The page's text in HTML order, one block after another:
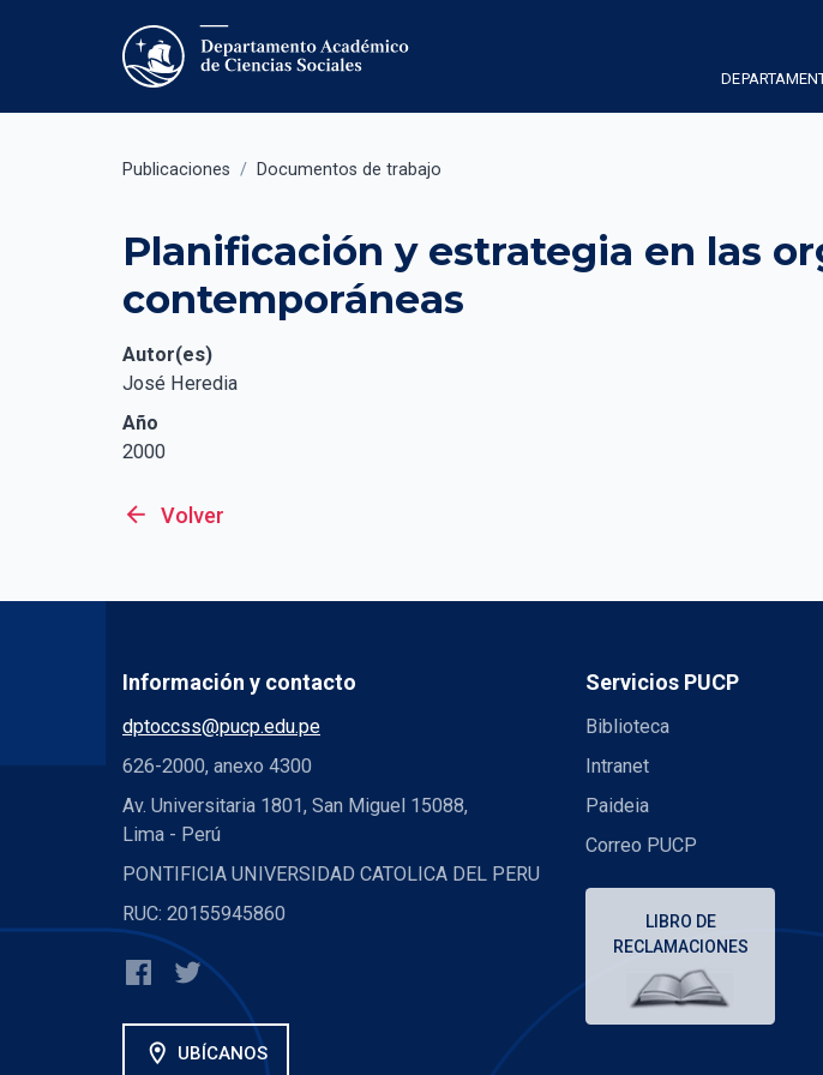
Publicaciones / Documentos de trabajo
Planificación y estrategia en las
contemporáneas
Autor(es)
José Heredia
Año
2000
arrow_back Volver
Información y contacto
dptoccss@pucp.edu.pe
626-2000, anexo 4300
Av. Universitaria 1801, San Miguel 15088,
Lima - Perú
PONTIFICIA UNIVERSIDAD CATOLICA DEL PERU
RUC: 20155945860
location_on UBÍCANOS
Servicios PUCP
Biblioteca
Intranet
Paideia
Correo PUCP
LIBRO DE
RECLAMACIONES